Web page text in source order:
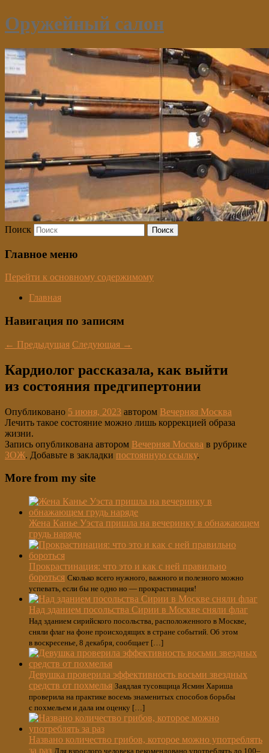
Оружейный салон
Поиск
Главное меню
Перейти к основному содержимому
Главная
Навигация по записям
← Предыдущая Следующая →
Кардиолог рассказала, как выйти
из состояния предгипертонии
Опубликовано 5 июня, 2023 автором Вечерняя Москва
Лечить такое состояние можно лишь коррекцией образа
жизни.
Запись опубликована автором Вечерняя Москва в рубрике
ЗОЖ. Добавьте в закладки постоянную ссылку.
More from my site
Жена Канье Уэста пришла на вечеринку в обнажающем
грудь наряде
Прокрастинация: что это и как с ней правильно
бороться Сколько всего нужного, важного и полезного можно
успевать, если бы не одно но — прокрастинация!
Над зданием посольства Сирии в Москве сняли флаг
Над зданием сирийского посольства, расположенного в Москве,
сняли флаг на фоне происходящих в стране событий. Об этом
в воскресенье, 8 декабря, сообщает […]
Девушка проверила эффективность восьми звездных
средств от похмелья Заядлая тусовщица Ясмин Хариша
проверила на практике восемь знаменитых способов борьбы
с похмельем и дала им оценку […]
Названо количество грибов, которое можно употреблять
за раз Для взрослого человека рекомендовано употреблять до 100–